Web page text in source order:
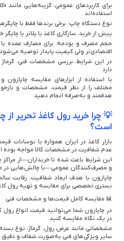
برای کاربردهای عمومی، گزینه‌هایی مانند
استفاده‌اند
نوع دستگاه چاپ: برخی برندها فقط با
پیش از خرید، سازگاری کاغذ با پلاتر یا چاپگر
حجم مصرف و بودجه: برای مصارف عمده یا
اقتصادی‌تر ولی کیفیت پایدار توصیه می‌شود
در این شرایط، بررسی مشخصات فنی،
دارد
با استفاده از ابزارهای مقایسه
مختلف را از نظر قیمت، مشخصات و
هدفمند و به‌صرفه انجام دهید
💡 چرا خرید رول کاغذ تحریر
است؟
بازار کاغذ در ایران همواره با نوسانات
عدم شفافیت در مشخصات کالا مواجه بوده
این شرایط باعث شده تا خریداران—از مراکز
و مصرف‌کنندگان عمومی—با چالش‌هایی در
چاپازون با هدف ایجاد شفافیت، رقابت
بستری تخصصی برای مقایسه و تهیه رول
📊 مقایسه کامل قیمت‌ها و مشخصات فنی
در چاپازون شما می‌توانید قیمت انواع رول
در یک نگاه مقایسه کنید
مشخصاتی مانند عرض رول، گرماژ، نوع
سایر ویژگی‌های فنی به‌صورت شفاف و